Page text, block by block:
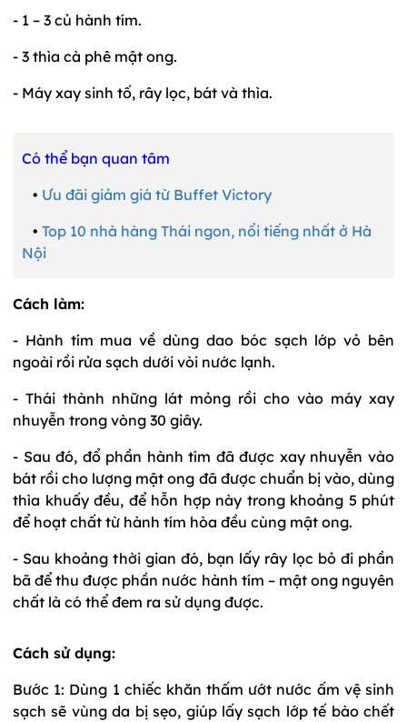
- 1 – 3 củ hành tím.
- 3 thìa cà phê mật ong.
- Máy xay sinh tố, rây lọc, bát và thìa.
Có thể bạn quan tâm
• Ưu đãi giảm giá từ Buffet Victory
• Top 10 nhà hàng Thái ngon, nổi tiếng nhất ở Hà
Nội
Cách làm:
- Hành tím mua về dùng dao bóc sạch lớp vỏ bên
ngoài rồi rửa sạch dưới vòi nước lạnh.
- Thái thành những lát mỏng rồi cho vào máy xay
nhuyễn trong vòng 30 giây.
- Sau đó, đổ phần hành tím đã được xay nhuyễn vào
bát rồi cho lượng mật ong đã được chuẩn bị vào, dùng
thìa khuấy đều, để hỗn hợp này trong khoảng 5 phút
để hoạt chất từ hành tím hòa đều cùng mật ong.
- Sau khoảng thời gian đó, bạn lấy rây lọc bỏ đi phần
bã để thu được phần nước hành tím – mật ong nguyên
chất là có thể đem ra sử dụng được.
Cách sử dụng:
Bước 1: Dùng 1 chiếc khăn thấm ướt nước ấm vệ sinh
sạch sẽ vùng da bị sẹo, giúp lấy sạch lớp tế bào chết